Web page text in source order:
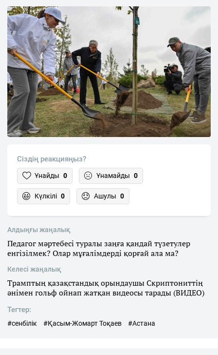
Сіздің реакцияңыз?
Ұнайды 0 Ұнамайды 0
Күлкілі 0 Ашулы 0
Алдыңғы жаңалық
Педагог мәртебесі туралы заңға қандай түзетулер
енгізілмек? Олар мұғалімдерді қорғай ала ма?
Келесі жаңалық
Трамптың қазақстандық орындаушы Скриптониттің
әнімен гольф ойнап жатқан видеосы тарады (ВИДЕО)
Тегтер:
#сенбілік #Қасым-Жомарт Тоқаев #Астана